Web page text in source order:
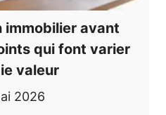
immobilier avant
qui font varier
valeur
2026